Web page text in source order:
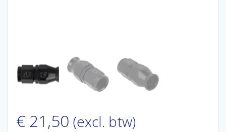
€ 21,50 (excl. btw)